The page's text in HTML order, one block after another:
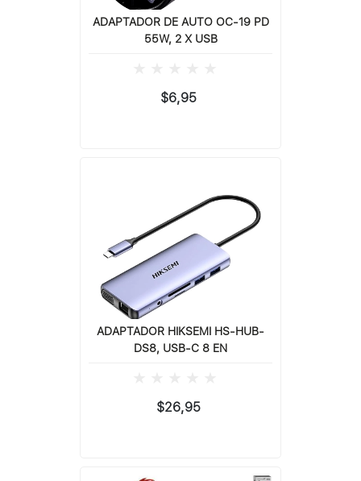
ADAPTADOR DE AUTO OC-19 PD
55W, 2 X USB
$6,95
ADAPTADOR HIKSEMI HS-HUB-
DS8, USB-C 8 EN
$26,95